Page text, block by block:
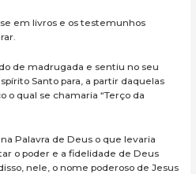
em livros e os testemunhos
de madrugada e sentiu no seu
Santo para, a partir daquelas
o qual se chamaria “Terço da
Palavra de Deus o que levaria
o poder e a fidelidade de Deus
nele, o nome poderoso de Jesus